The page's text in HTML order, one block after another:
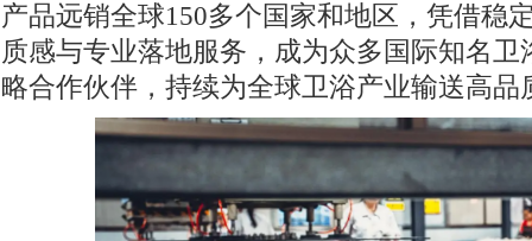
产品远销全球150多个国家和地区，凭借稳
质感与专业落地服务，成为众多国际知名卫
略合作伙伴，持续为全球卫浴产业输送高品